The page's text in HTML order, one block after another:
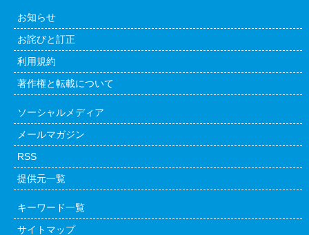
お知らせ
お詫びと訂正
利用規約
著作権と転載について
ソーシャルメディア
メールマガジン
RSS
提供元一覧
キーワード一覧
サイトマップ